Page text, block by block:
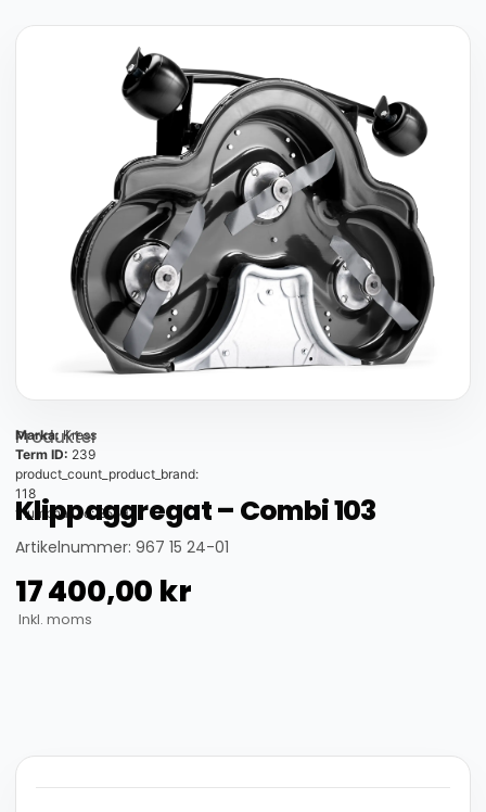
Produkter
Marka: Kress
Term ID: 239
product_count_product_brand:
118
thumbnail_id: 25593
Klippaggregat – Combi 103
Artikelnummer: 967 15 24-01
17 400,00 kr
Inkl. moms